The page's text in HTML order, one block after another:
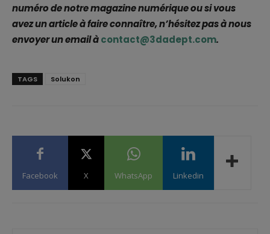
numéro de notre magazine numérique ou si vous
avez un article à faire connaître, n’hésitez pas à nous
envoyer un email àcontact@3dadept.com.
TAGS Solukon
Facebook X WhatsApp Linkedin